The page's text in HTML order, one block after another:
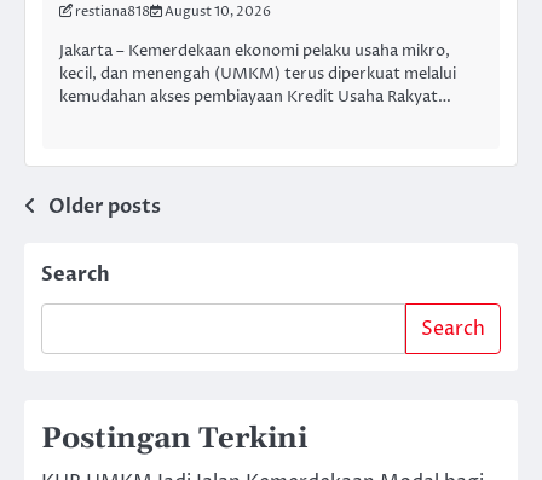
restiana818 August 10, 2026
Jakarta – Kemerdekaan ekonomi pelaku usaha mikro,
kecil, dan menengah (UMKM) terus diperkuat melalui
kemudahan akses pembiayaan Kredit Usaha Rakyat…
Posts
Older posts
Search
Search
Postingan Terkini